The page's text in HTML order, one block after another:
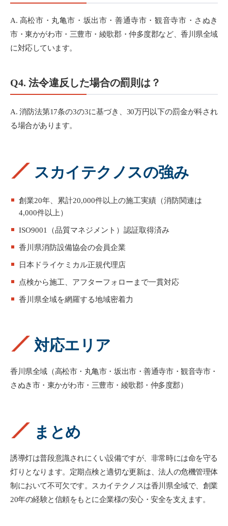
A. 高松市・丸亀市・坂出市・善通寺市・観音寺市・さぬき
市・東かがわ市・三豊市・綾歌郡・仲多度郡など、香川県全域
に対応しています。
Q4. 法令違反した場合の罰則は？
A. 消防法第17条の3の3に基づき、30万円以下の罰金が科され
る場合があります。
スカイテクノスの強み
創業20年、累計20,000件以上の施工実績（消防関連は
4,000件以上）
ISO9001（品質マネジメント）認証取得済み
香川県消防設備協会の会員企業
日本ドライケミカル正規代理店
点検から施工、アフターフォローまで一貫対応
香川県全域を網羅する地域密着力
対応エリア
香川県全域（高松市・丸亀市・坂出市・善通寺市・観音寺市・
さぬき市・東かがわ市・三豊市・綾歌郡・仲多度郡）
まとめ
誘導灯は普段意識されにくい設備ですが、非常時には命を守る
灯りとなります。定期点検と適切な更新は、法人の危機管理体
制において不可欠です。スカイテクノスは香川県全域で、創業
20年の経験と信頼をもとに企業様の安心・安全を支えます。